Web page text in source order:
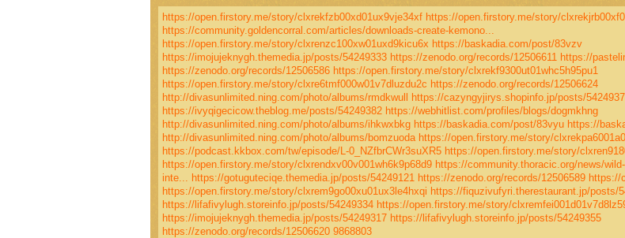
https://open.firstory.me/story/clxrekfzb00xd01ux9vje34xf https://open.firstory.me/story/
https://community.goldencorral.com/articles/downloads-create-kemono...
https://open.firstory.me/story/clxrenzc100xw01uxd9kicu6x https://baskadia.com/post/83vzv
https://imojujeknygh.themedia.jp/posts/54249333 https://zenodo.org/records/12506611 https://
https://zenodo.org/records/12506586 https://open.firstory.me/story/clxrekf9300ut01whc5h95pu1
https://open.firstory.me/story/clxre6tmf000w01v7dluzdu2c https://zenodo.org/records/12506624
http://divasunlimited.ning.com/photo/albums/rmdkwull
https://cazyngyjirys.shopinfo.jp/posts/
https://ivyqigecicow.theblog.me/posts/54249382 https://webhitlist.com/profiles/blogs/dogmkhng
http://divasunlimited.ning.com/photo/albums/ihkwxbkg https://baskadia.com/post/83vyu https://
http://divasunlimited.ning.com/photo/albums/bomzuoda https://open.firstory.me/story/
https://podcast.kkbox.com/tw/episode/L-0_NZfbrCWr3suXR5 https://open.firstory.me/story/
https://open.firstory.me/story/clxrendxv00v001wh6k9p68d9 https://community.thoracic.org/news/
inte...
https://gotuguteciqe.themedia.jp/posts/54249121 https://zenodo.org/records/12506589 https://
https://open.firstory.me/story/clxrem9go00xu01ux3le4hxqi https://fiquzivufyri.therestaurant.jp/posts/
https://lifafivylugh.storeinfo.jp/posts/54249334 https://open.firstory.me/story/
https://imojujeknygh.themedia.jp/posts/54249317 https://lifafivylugh.storeinfo.jp/posts/54249355
https://zenodo.org/records/12506620 9868803